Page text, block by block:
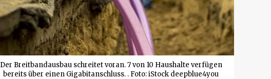
Der Breitbandausbau schreitet voran. 7 von 10 Haushalte verfügen
bereits über einen Gigabitanschluss. . Foto: iStock deepblue4you